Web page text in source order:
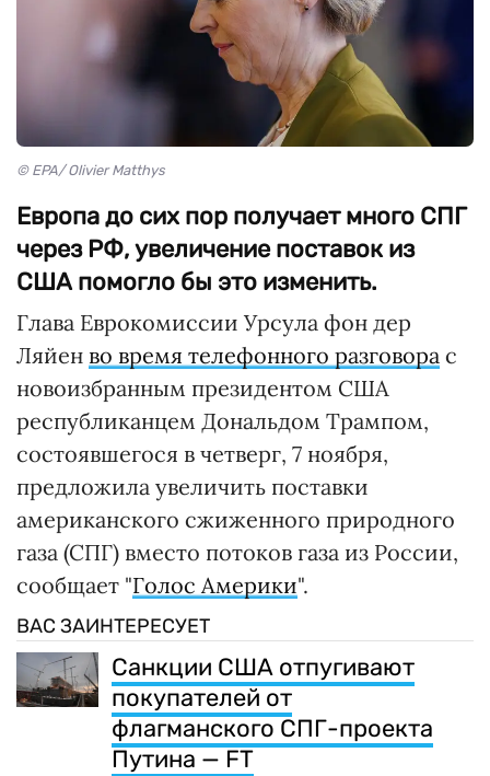
© EPA/ Olivier Matthys
Европа до сих пор получает много СПГ
через РФ, увеличение поставок из
США помогло бы это изменить.
Глава Еврокомиссии Урсула фон дер
Ляйен во время телефонного разговора с
новоизбранным президентом США
республиканцем Дональдом Трампом,
состоявшегося в четверг, 7 ноября,
предложила увеличить поставки
американского сжиженного природного
газа (СПГ) вместо потоков газа из России,
сообщает "Голос Америки".
ВАС ЗАИНТЕРЕСУЕТ
Санкции США отпугивают
покупателей от
флагманского СПГ-проекта
Путина — FT